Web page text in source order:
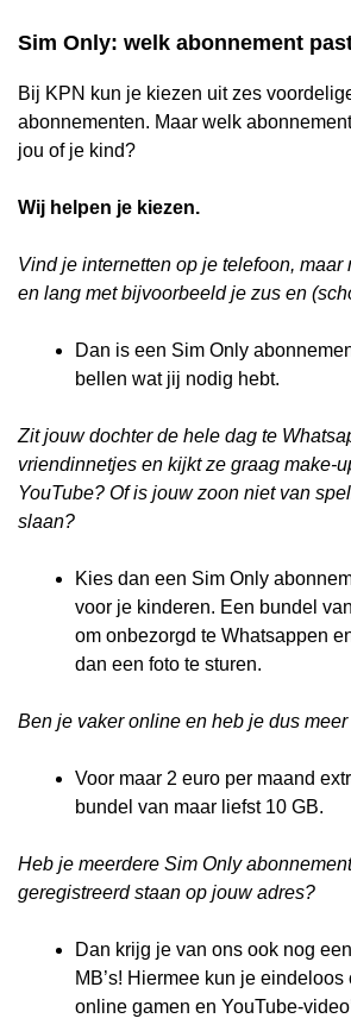
Sim Only: welk abonnement
Bij KPN kun je kiezen uit zes
abonnementen. Maar welk
jou of je kind?
Wij helpen je kiezen.
Vind je internetten op je telefoon, maar
en lang met bijvoorbeeld je zus en
Dan is een Sim Only
bellen wat jij nodig hebt.
Zit jouw dochter de hele dag te
vriendinnetjes en kijkt ze graag make-
YouTube? Of is jouw zoon niet van
slaan?
Kies dan een Sim Only
voor je kinderen. Een bundel
om onbezorgd te Whatsappen
dan een foto te sturen.
Ben je vaker online en heb je dus meer
Voor maar 2 euro per maand
bundel van maar liefst 10 GB.
Heb je meerdere Sim Only
geregistreerd staan op jouw adres?
Dan krijg je van ons ook nog
MB’s! Hiermee kun je
online gamen en YouTube-